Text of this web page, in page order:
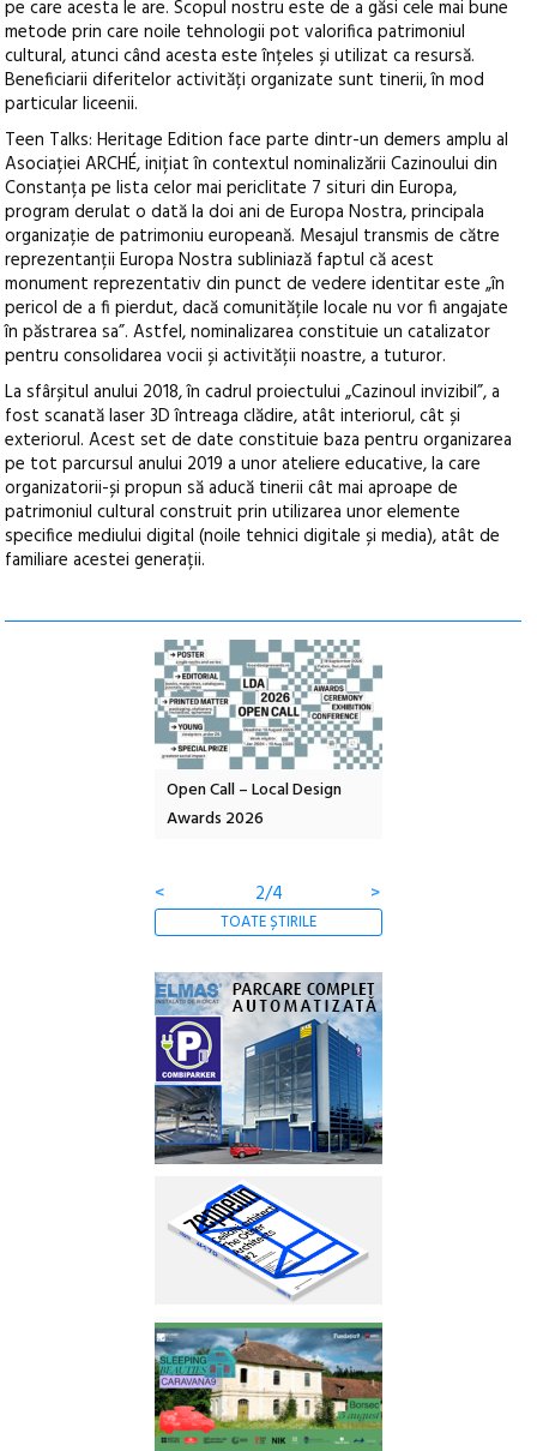
pe care acesta le are. Scopul nostru este de a găsi cele mai bune
metode prin care noile tehnologii pot valorifica patrimoniul
cultural, atunci când acesta este înțeles și utilizat ca resursă.
Beneficiarii diferitelor activități organizate sunt tinerii, în mod
particular liceenii.
Teen Talks: Heritage Edition face parte dintr-un demers amplu al
Asociației ARCHÉ, inițiat în contextul nominalizării Cazinoului din
Constanța pe lista celor mai periclitate 7 situri din Europa,
program derulat o dată la doi ani de Europa Nostra, principala
organizație de patrimoniu europeană. Mesajul transmis de către
reprezentanții Europa Nostra subliniază faptul că acest
monument reprezentativ din punct de vedere identitar este „în
pericol de a fi pierdut, dacă comunitățile locale nu vor fi angajate
în păstrarea sa”. Astfel, nominalizarea constituie un catalizator
pentru consolidarea vocii și activității noastre, a tuturor.
La sfârșitul anului 2018, în cadrul proiectului „Cazinoul invizibil”, a
fost scanată laser 3D întreaga clădire, atât interiorul, cât și
exteriorul. Acest set de date constituie baza pentru organizarea
pe tot parcursul anului 2019 a unor ateliere educative, la care
organizatorii-și propun să aducă tinerii cât mai aproape de
patrimoniul cultural construit prin utilizarea unor elemente
specifice mediului digital (noile tehnici digitale și media), atât de
familiare acestei generații.
Open Call – Local Design
Awards 2026
<
2/4 >
TOATE ȘTIRILE